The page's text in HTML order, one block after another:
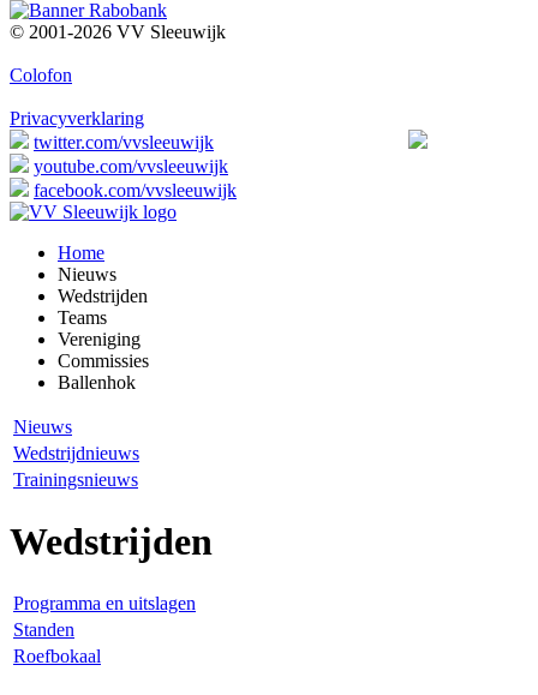
© 2001-2026 VV Sleeuwijk
Colofon
Privacyverklaring
twitter.com/vvsleeuwijk
youtube.com/vvsleeuwijk
facebook.com/vvsleeuwijk
Home
Nieuws
Wedstrijden
Teams
Vereniging
Commissies
Ballenhok
Nieuws
Wedstrijdnieuws
Trainingsnieuws
Wedstrijden
Programma en uitslagen
Standen
Roefbokaal